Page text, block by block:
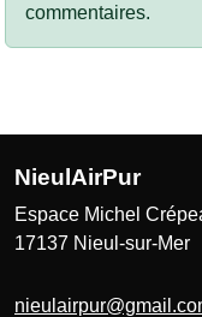
commentaires.
NieulAirPur
Espace Michel
17137 Nieul-sur-Mer